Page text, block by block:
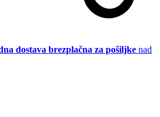
dostava brezplačna za pošiljke nad